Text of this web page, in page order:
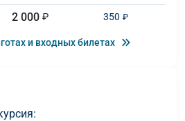
2 000 ₽ 350 ₽
и входных билетах